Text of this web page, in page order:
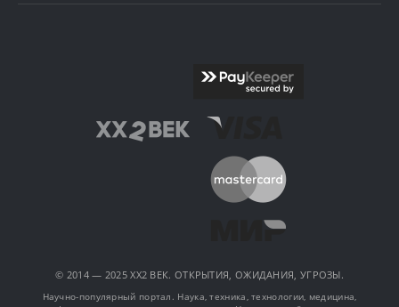
© 2014 — 2025 XX2 ВЕК. ОТКРЫТИЯ, ОЖИДАНИЯ, УГРОЗЫ.
Научно-популярный портал. Наука, техника, технологии, медицина,